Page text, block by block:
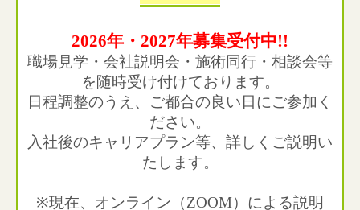
2026年・2027年募集受付中!!
職場見学・会社説明会・施術同行・相談会等
を随時受け付けております。
日程調整のうえ、ご都合の良い日にご参加く
ださい。
入社後のキャリアプラン等、詳しくご説明い
たします。
※現在、オンライン（ZOOM）による説明